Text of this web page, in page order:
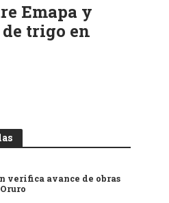
Emapa y
trigo en
verifica avance de obras